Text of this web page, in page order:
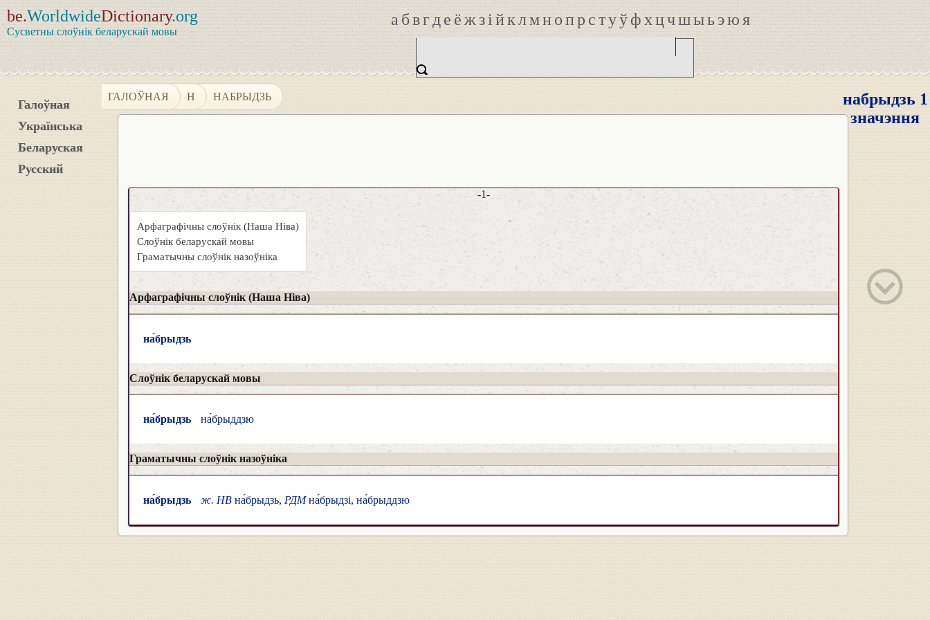
be.WorldwideDictionary.org
Сусветны слоўнік беларускай мовы
абвгдеёжзійклмнопрстуўфхцчшыьэюя
Галоўная
Українська
Беларуская
Русский
ГАЛОЎНАЯ Н НАБРЫДЗЬ
набрыдзь 1
значэння
-1-
Арфаграфічны слоўнік (Наша Ніва)
Слоўнік беларускай мовы
Граматычны слоўнік назоўніка
Арфаграфічны слоўнік (Наша Ніва)
на́брыдзь
Слоўнік беларускай мовы
на́брыдзь на́брыддзю
Граматычны слоўнік назоўніка
на́брыдзь ж. НВ на́брыдзь, РДМна́брыдзі, на́брыддзю